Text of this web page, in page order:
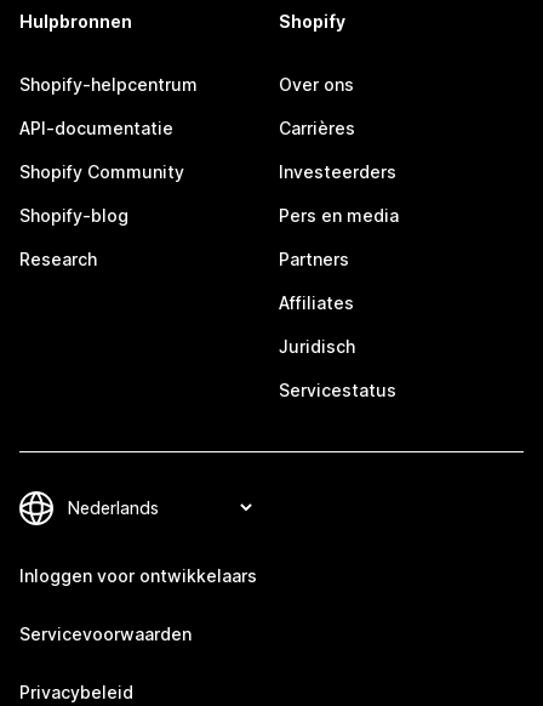
Hulpbronnen
Shopify-helpcentrum
API-documentatie
Shopify Community
Shopify-blog
Research
Shopify
Over ons
Carrières
Investeerders
Pers en media
Partners
Affiliates
Juridisch
Servicestatus
Inloggen voor ontwikkelaars
Servicevoorwaarden
Privacybeleid